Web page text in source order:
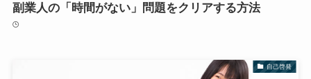
副業人の「時間がない」問題をクリアする方法
自己啓発